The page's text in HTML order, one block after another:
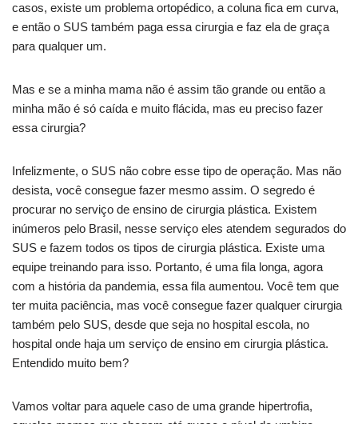
casos, existe um problema ortopédico, a coluna fica em curva,
e então o SUS também paga essa cirurgia e faz ela de graça
para qualquer um.
Mas e se a minha mama não é assim tão grande ou então a
minha mão é só caída e muito flácida, mas eu preciso fazer
essa cirurgia?
Infelizmente, o SUS não cobre esse tipo de operação. Mas não
desista, você consegue fazer mesmo assim. O segredo é
procurar no serviço de ensino de cirurgia plástica. Existem
inúmeros pelo Brasil, nesse serviço eles atendem segurados do
SUS e fazem todos os tipos de cirurgia plástica. Existe uma
equipe treinando para isso. Portanto, é uma fila longa, agora
com a história da pandemia, essa fila aumentou. Você tem que
ter muita paciência, mas você consegue fazer qualquer cirurgia
também pelo SUS, desde que seja no hospital escola, no
hospital onde haja um serviço de ensino em cirurgia plástica.
Entendido muito bem?
Vamos voltar para aquele caso de uma grande hipertrofia,